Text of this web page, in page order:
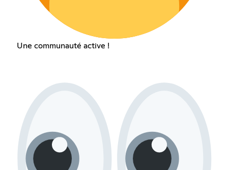
Une communauté active !